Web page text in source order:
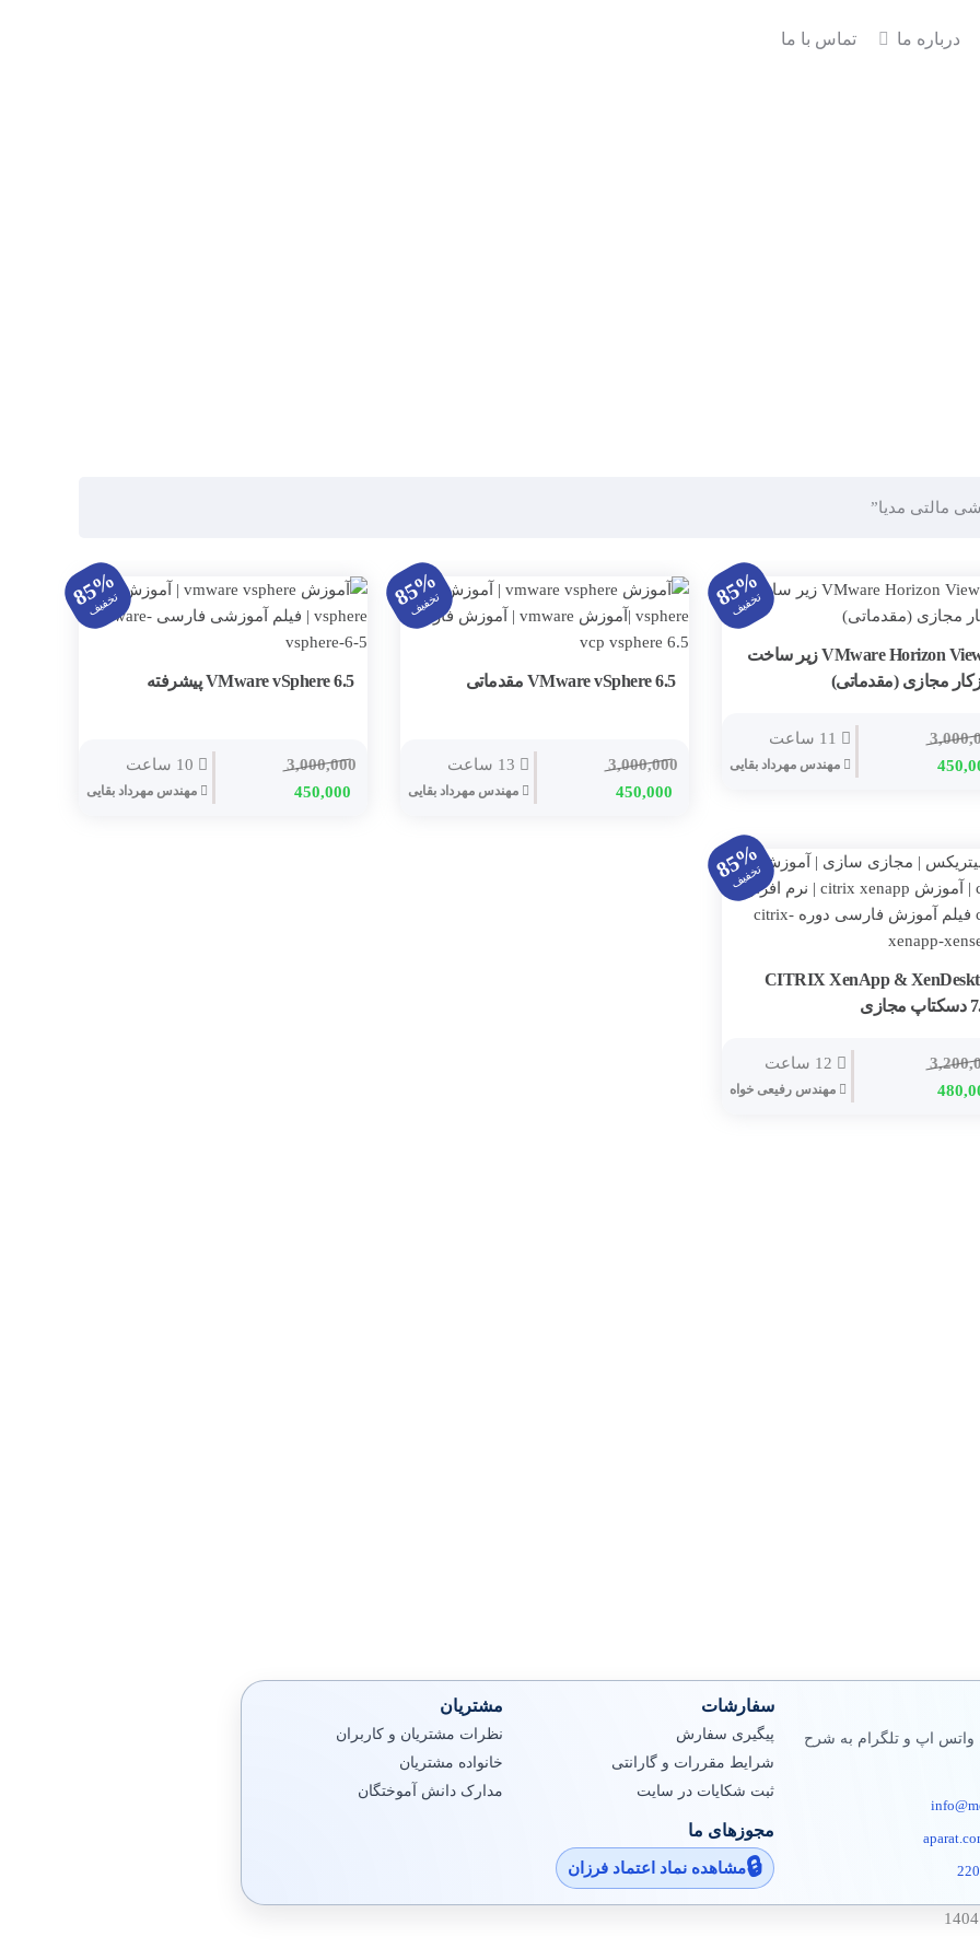
درباره ما تماس با ما
مالتی مدیا”
85%
تخفیف
۷ VMware Horizon View زیر ساخت
مجازی (مقدماتی)
مهندس مهرداد بقایی
85%
تخفیف
VMware vSphere 6.5 مقدماتی
3,000,000
قیمت
450,000 مهندس مهرداد بقایی
85%
تخفیف
VMware vSphere 6.5 پیشرفته
3,000,000
قیمت
450,000 مهندس مهرداد بقایی
85%
تخفیف
CITRIX XenApp &
مهندس رفیعی خواه
واتس اپ و تلگرام به شرح
سفارشات
پیگیری سفارش
شرایط مقررات و گارانتی
ثبت شکایات در سایت
مشتریان
نظرات مشتریان و کاربران
خانواده مشتریان
مدارک دانش آموختگان
مجوزهای ما
مشاهده نماد اعتماد فرزان